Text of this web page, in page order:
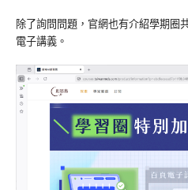
除了詢問問題，官網也有介紹學期圈
電子講義。